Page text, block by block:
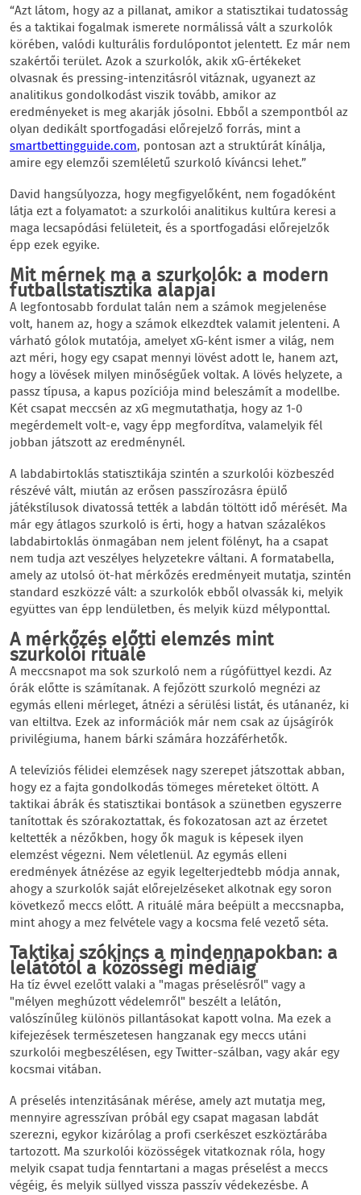
“Azt látom, hogy az a pillanat, amikor a statisztikai tudatosság
és a taktikai fogalmak ismerete normálissá vált a szurkolók
körében, valódi kulturális fordulópontot jelentett. Ez már nem
szakértői terület. Azok a szurkolók, akik xG-értékeket
olvasnak és pressing-intenzitásról vitáznak, ugyanezt az
analitikus gondolkodást viszik tovább, amikor az
eredményeket is meg akarják jósolni. Ebből a szempontból az
olyan dedikált sportfogadási előrejelző forrás, mint a
smartbettingguide.com, pontosan azt a struktúrát kínálja,
amire egy elemzői szemléletű szurkoló kíváncsi lehet.”
David hangsúlyozza, hogy megfigyelőként, nem fogadóként
látja ezt a folyamatot: a szurkolói analitikus kultúra keresi a
maga lecsapódási felületeit, és a sportfogadási előrejelzők
épp ezek egyike.
Mit mérnek ma a szurkolók: a modern
futballstatisztika alapjai
A legfontosabb fordulat talán nem a számok megjelenése
volt, hanem az, hogy a számok elkezdtek valamit jelenteni. A
várható gólok mutatója, amelyet xG-ként ismer a világ, nem
azt méri, hogy egy csapat mennyi lövést adott le, hanem azt,
hogy a lövések milyen minőségűek voltak. A lövés helyzete, a
passz típusa, a kapus pozíciója mind beleszámít a modellbe.
Két csapat meccsén az xG megmutathatja, hogy az 1-0
megérdemelt volt-e, vagy épp megfordítva, valamelyik fél
jobban játszott az eredménynél.
A labdabirtoklás statisztikája szintén a szurkolói közbeszéd
részévé vált, miután az erősen passzírozásra épülő
játékstílusok divatossá tették a labdán töltött idő mérését. Ma
már egy átlagos szurkoló is érti, hogy a hatvan százalékos
labdabirtoklás önmagában nem jelent fölényt, ha a csapat
nem tudja azt veszélyes helyzetekre váltani. A formatabella,
amely az utolsó öt-hat mérkőzés eredményeit mutatja, szintén
standard eszközzé vált: a szurkolók ebből olvassák ki, melyik
együttes van épp lendületben, és melyik küzd mélyponttal.
A mérkőzés előtti elemzés mint
szurkolói rituálé
A meccsnapot ma sok szurkoló nem a rúgófüttyel kezdi. Az
órák előtte is számítanak. A fejőzött szurkoló megnézi az
egymás elleni mérleget, átnézi a sérülési listát, és utánanéz, ki
van eltiltva. Ezek az információk már nem csak az újságírók
privilégiuma, hanem bárki számára hozzáférhetők.
A televíziós félidei elemzések nagy szerepet játszottak abban,
hogy ez a fajta gondolkodás tömeges méreteket öltött. A
taktikai ábrák és statisztikai bontások a szünetben egyszerre
tanítottak és szórakoztattak, és fokozatosan azt az érzetet
keltették a nézőkben, hogy ők maguk is képesek ilyen
elemzést végezni. Nem véletlenül. Az egymás elleni
eredmények átnézése az egyik legelterjedtebb módja annak,
ahogy a szurkolók saját előrejelzéseket alkotnak egy soron
következő meccs előtt. A rituálé mára beépült a meccsnapba,
mint ahogy a mez felvétele vagy a kocsma felé vezető séta.
Taktikai szókincs a mindennapokban: a
lelátótól a közösségi médiáig
Ha tíz évvel ezelőtt valaki a "magas préselésről" vagy a
"mélyen meghúzott védelemről" beszélt a lelátón,
valószínűleg különös pillantásokat kapott volna. Ma ezek a
kifejezések természetesen hangzanak egy meccs utáni
szurkolói megbeszélésen, egy Twitter-szálban, vagy akár egy
kocsmai vitában.
A préselés intenzitásának mérése, amely azt mutatja meg,
mennyire agresszívan próbál egy csapat magasan labdát
szerezni, egykor kizárólag a profi cserkészet eszköztárába
tartozott. Ma szurkolói közösségek vitatkoznak róla, hogy
melyik csapat tudja fenntartani a magas préselést a meccs
végéig, és melyik süllyed vissza passzív védekezésbe. A